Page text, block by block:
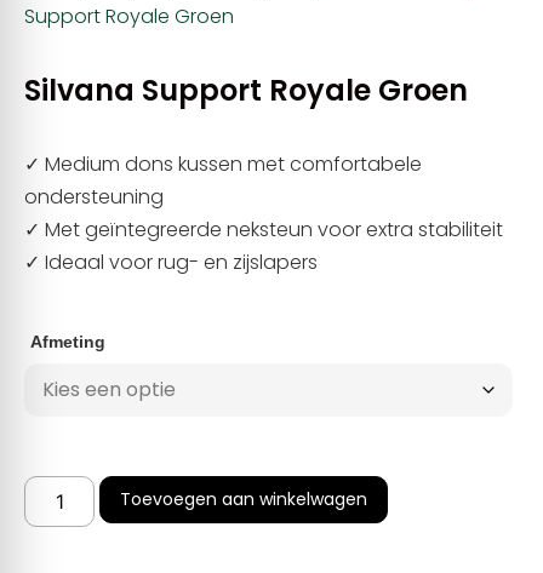
Support Royale Groen
Silvana Support Royale Groen
✓ Medium dons kussen met comfortabele
ondersteuning
✓ Met geïntegreerde neksteun voor extra stabiliteit
✓ Ideaal voor rug- en zijslapers
Afmeting
Toevoegen aan winkelwagen